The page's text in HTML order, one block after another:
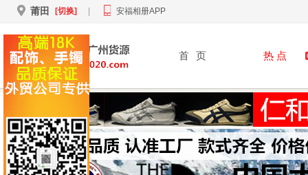
莆田 [切换] 安福相册APP
首 页 热 点